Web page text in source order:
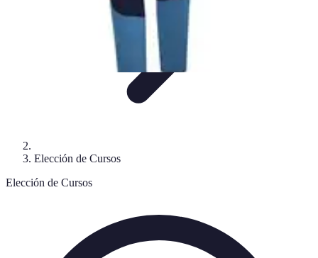
Elección de Cursos
Elección de Cursos